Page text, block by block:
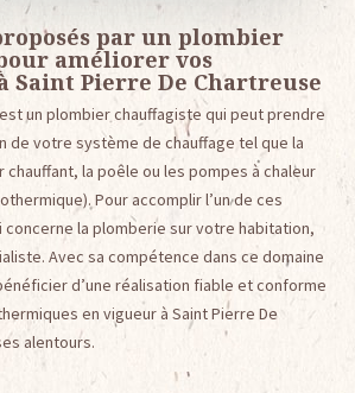
par un plombier
améliorer vos
Saint Pierre De Chartreuse
un plombier chauffagiste qui peut prendre
de votre système de chauffage tel que la
chauffant, la poêle ou les pompes à chaleur
Pour accomplir l’un de ces
concerne la plomberie sur votre habitation,
Avec sa compétence dans ce domaine
d’une réalisation fiable et conforme
en vigueur à Saint Pierre De
alentours.